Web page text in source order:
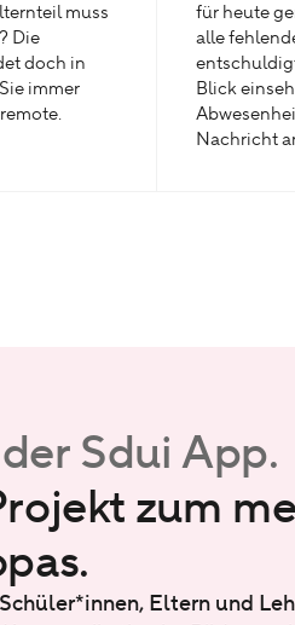
muss
Die
doch in
immer
für heute
alle
Blick
Nachricht
Sdui App.
zum
Eltern und